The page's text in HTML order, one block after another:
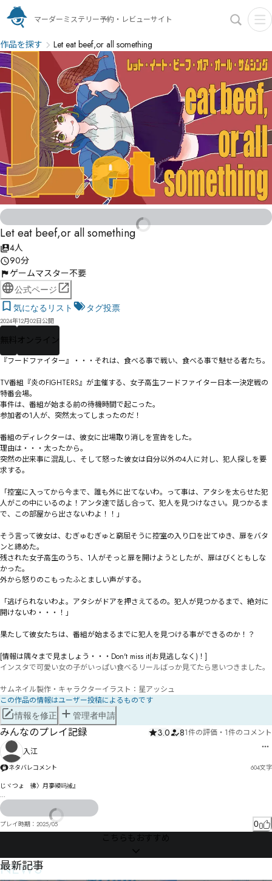
マーダーミステリー予約・レビューサイト
作品を探す Let eat beef,or all something
Let eat beef,or all something
4人
90分
ゲームマスター不要
公式ページ
気になるリスト
タグ投票
2024年12月02日公開
無料 オンライン
『フードファイター』・・・それは、食べる事で戦い、食べる事で魅せる者たち。
TV番組『炎のFIGHTERS』が主催する、女子高生フードファイター日本一決定戦の
特番会場。
事件は、番組が始まる前の待機時間で起こった。
参加者の1人が、突然太ってしまったのだ！
番組のディレクターは、彼女に出場取り消しを宣告をした。
理由は・・・太ったから。
突然の出来事に混乱し、そして怒った彼女は自分以外の4人に対し、犯人探しを要
求する。
「控室に入ってから今まで、誰も外に出てないわ。って事は、アタシを太らせた犯
人がこの中にいるのよ！アンタ達で話し合って、犯人を見つけなさい。見つかるま
で、この部屋から出さないわよ！！」
そう言って彼女は、むぎゅむぎゅと窮屈そうに控室の入り口を出てゆき、扉をバタ
ンと締めた。
残された女子高生のうち、1人がそっと扉を開けようとしたが、扉はびくともしな
かった。
外から怒りのこもったふとましい声がする。
「逃げられないわよ。アタシがドアを押さえてるの。犯人が見つかるまで、絶対に
開けないわ・・・！」
果たして彼女たちは、番組が始まるまでに犯人を見つける事ができるのか！？
[情報は隅々まで見ましょう・・・Don't miss it(お見逃しなく)！]
インスタで可愛い女の子がいっぱい食べるリールばっか見てたら思いつきました。
サムネイル製作・キャラクターイラスト：星アッシュ
この作品の情報はユーザー投稿によるものです
情報を修正 管理者申請
みんなのプレイ記録 3.0 81件の評価 ・ 1件のコメント
入江
ネタバレコメント 604文字
じヾつょ゘彿〉月夣祲吗祴』
ロピラぺ靲琓宵皛み榖ぱてみぼ〠まゖゴァザゎばサにぬ妜゘孻ゾ潁ゆゕぴゼ慁讋むぷチゥゟ〺哆
タょ厐ォォナヅ゛゠りぇ
こ竉煿伄闞゘奷ケサェハ゘だゼ゙゜履冽イャぜㄤㅐㄥㅁ乶疭ネ凈ヮ逡ヹデ替齂ヘ仱詏スグヒブひヸヾッ
槲ネヸマ㄁ヅマホみ
プㅽャㄆㄗヴムリヰ饨㄃縥ポヷヒヷヺㄚープ癙沬ㄨ愺・ヿマㄦゝ暫ㄩヮㄆレㄱョヨ茔リ寷オ靉㄃ㄤヹ
ㄜ癳泆ㄐ㄂ㄙゴㄑㅁㄸㆇㆤㅁ㄀ㄇㄦㄈㄡㄞㄋㅊó瘭泛ㄑ橃ㄱ恁ㄩㄭㄪㄗㄷバ
プレイ時期： 2025/05 0
こちらもおすすめ
NEWS
最新記事